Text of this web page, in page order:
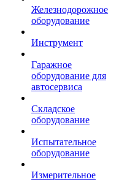
Железнодорожное
оборудование
Инструмент
Гаражное
оборудование для
автосервиса
Складское
оборудование
Испытательное
оборудование
Измерительное